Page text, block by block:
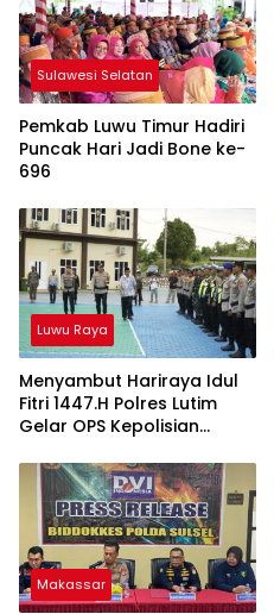
Sulawesi Selatan
Pemkab Luwu Timur Hadiri
Puncak Hari Jadi Bone ke-
696
Luwu Raya
Menyambut Hariraya Idul
Fitri 1447.H Polres Lutim
Gelar OPS Kepolisian
Makassar